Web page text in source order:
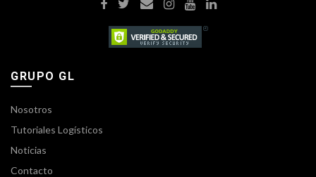
GRUPO GL
Nosotros
Tutoriales Logísticos
Noticias
Contacto